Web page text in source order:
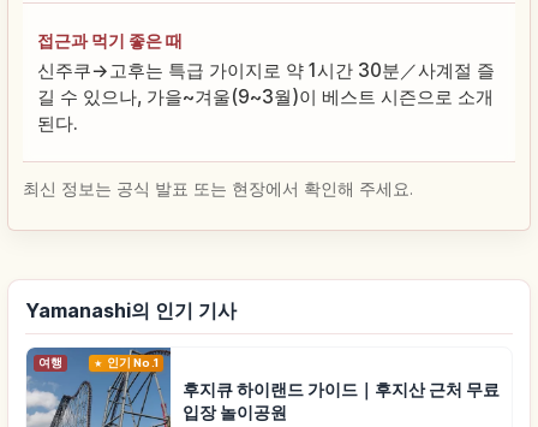
접근과 먹기 좋은 때
신주쿠→고후는 특급 가이지로 약 1시간 30분／사계절 즐
길 수 있으나, 가을~겨울(9~3월)이 베스트 시즌으로 소개
된다.
최신 정보는 공식 발표 또는 현장에서 확인해 주세요.
Yamanashi의 인기 기사
여행 인기 No.1
후지큐 하이랜드 가이드｜후지산 근처 무료
입장 놀이공원